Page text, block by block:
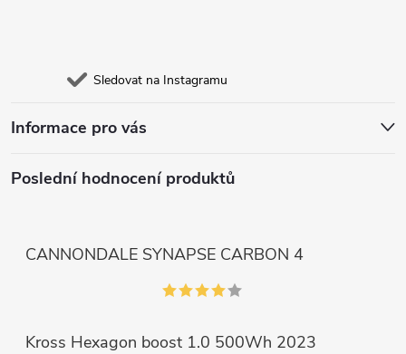
Sledovat na Instagramu
Informace pro vás
Poslední hodnocení produktů
CANNONDALE SYNAPSE CARBON 4
Kross Hexagon boost 1.0 500Wh 2023